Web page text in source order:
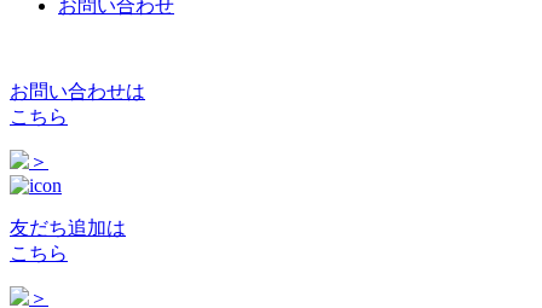
お問い合わせ
お問い合わせは
こちら
友だち追加は
こちら